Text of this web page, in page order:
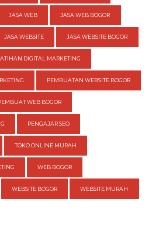
JASA WEB JASA WEB BOGOR
JASA WEBSITE JASA WEBSITE BOGOR
DIGITAL MARKETING
PEMBUATAN WEBSITE BOGOR
WEB BOGOR
PENGAJAR SEO
TOKO ONLINE MURAH
WEB BOGOR
WEBSITE BOGOR WEBSITE MURAH